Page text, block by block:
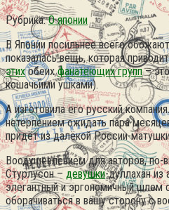
Рубрика: О японии
В Японии посильнее всего
показалась вещь, которая
этихобеихфанатеющих групп–
кошачьими ушками).
А изготовила его русский
нетерпением ожидать пара
придёт из далёкой России-
Воодушевлением для авторов,
Стурлусон – девушки-дуллахан из
элегантный и эргономичный шлем
оборачиваться в вашу сторону с